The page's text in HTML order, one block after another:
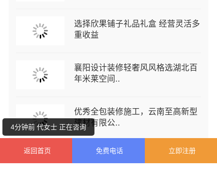
选择欣果铺子礼品礼盒 经营灵活多
重收益
襄阳设计装修轻奢风风格选湖北百
年米莱空间..
优秀全包装修施工，云南至高新型
建材有限公..
空间定制设计方案厂家江西圣匠新
4分钟前 代女士 正在咨询 1分钟前 卢女士 正在咨询
返回首页 免费电话 立即注册